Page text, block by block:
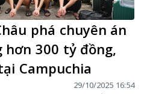
phá chuyên án
hơn 300 tỷ đồng,
Campuchia
29/10/2025 16:54